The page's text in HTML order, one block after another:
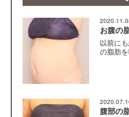
お腹の
以前に
の脂肪
腹部の